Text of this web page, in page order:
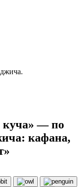
куча» — по
кафана,